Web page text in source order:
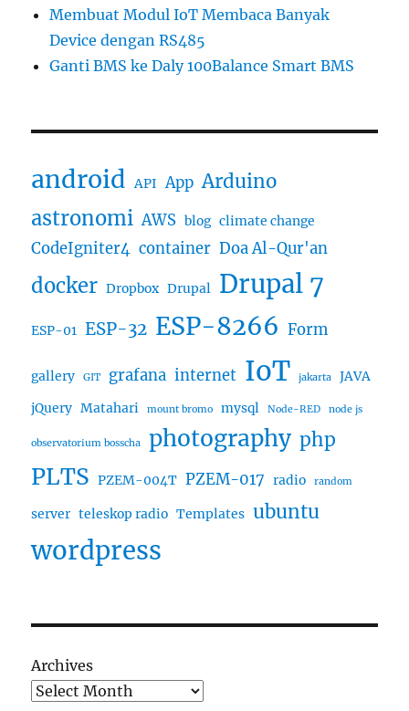
Membuat Modul IoT Membaca Banyak
Device dengan RS485
Ganti BMS ke Daly 100Balance Smart BMS
android API App Arduino
astronomi AWS blog climate change
CodeIgniter4 container Doa Al-Qur'an
docker Dropbox Drupal Drupal 7
ESP-01 ESP-32 ESP-8266 Form
gallery GIT grafana internet IoT jakarta
JAVA
jQuery Matahari mount bromo mysql Node-RED node js
observatorium bosscha photography php
PLTS PZEM-004T PZEM-017 radio random
server teleskop radio Templates ubuntu
wordpress
Archives